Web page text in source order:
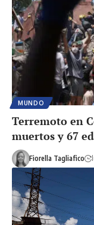
MUNDO
Terremoto en
muertos y 67
Fiorella Tagliafico